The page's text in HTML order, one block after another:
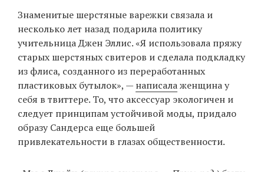
Знаменитые шерстяные варежки связала и
несколько лет назад подарила политику
учительница Джен Эллис. «Я использовала пряжу
старых шерстяных свитеров и сделала подкладку
из флиса, созданного из переработанных
пластиковых бутылок», — написалаженщина у
себя в твиттере. То, что аксессуар экологичен и
следует принципам устойчивой моды, придало
образу Сандерса еще большей
привлекательности в глазах общественности.